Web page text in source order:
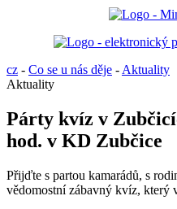
cz - Co se u nás děje - Aktuality
Aktuality
Párty kvíz v
hod. v KD Zubčice
Přijďte s partou kamarádů, s
vědomostní zábavný kvíz, který